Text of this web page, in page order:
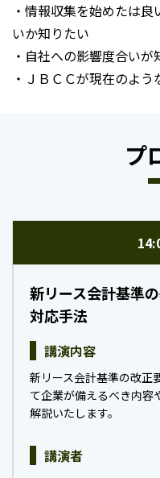
・情報収集を始めたは
いか知りたい
・自社への影響度合いが
・ＪＢＣＣが現在のよ
プ
新リース会計基準
対応手法
講演内容
新リース会計基準の改正
て企業が備えるべき内容
解説いたします。
講演者